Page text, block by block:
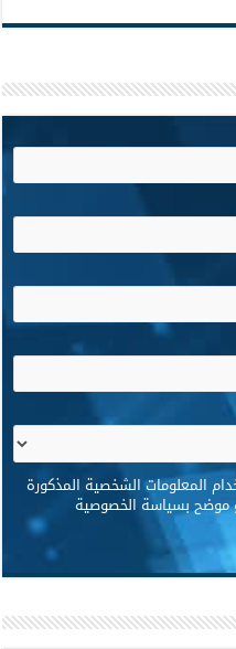
المعلومات الشخصية المذكورة
موضح بسياسة الخصوصية